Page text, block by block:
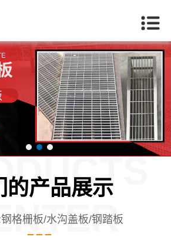
的产品展示
格栅板/水沟盖板/钢踏板